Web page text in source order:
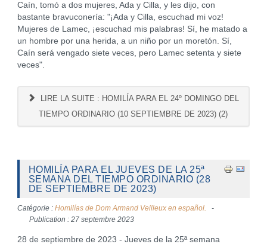
Caín, tomó a dos mujeres, Ada y Cilla, y les dijo, con
bastante bravuconería: "¡Ada y Cilla, escuchad mi voz!
Mujeres de Lamec, ¡escuchad mis palabras! Sí, he matado a
un hombre por una herida, a un niño por un moretón. Sí,
Caín será vengado siete veces, pero Lamec setenta y siete
veces".
LIRE LA SUITE : HOMILÍA PARA EL 24º DOMINGO DEL
TIEMPO ORDINARIO (10 SEPTIEMBRE DE 2023) (2)
HOMILÍA PARA EL JUEVES DE LA 25ª
SEMANA DEL TIEMPO ORDINARIO (28
DE SEPTIEMBRE DE 2023)
Catégorie : Homilías de Dom Armand Veilleux en español.
Publication : 27 septembre 2023
28 de septiembre de 2023 - Jueves de la 25ª semana